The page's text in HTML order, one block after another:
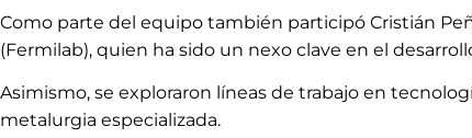
Como parte del equipo también participó Cristián
(Fermilab), quien ha sido un nexo clave en el
Asimismo, se exploraron líneas de trabajo en
metalurgia especializada.